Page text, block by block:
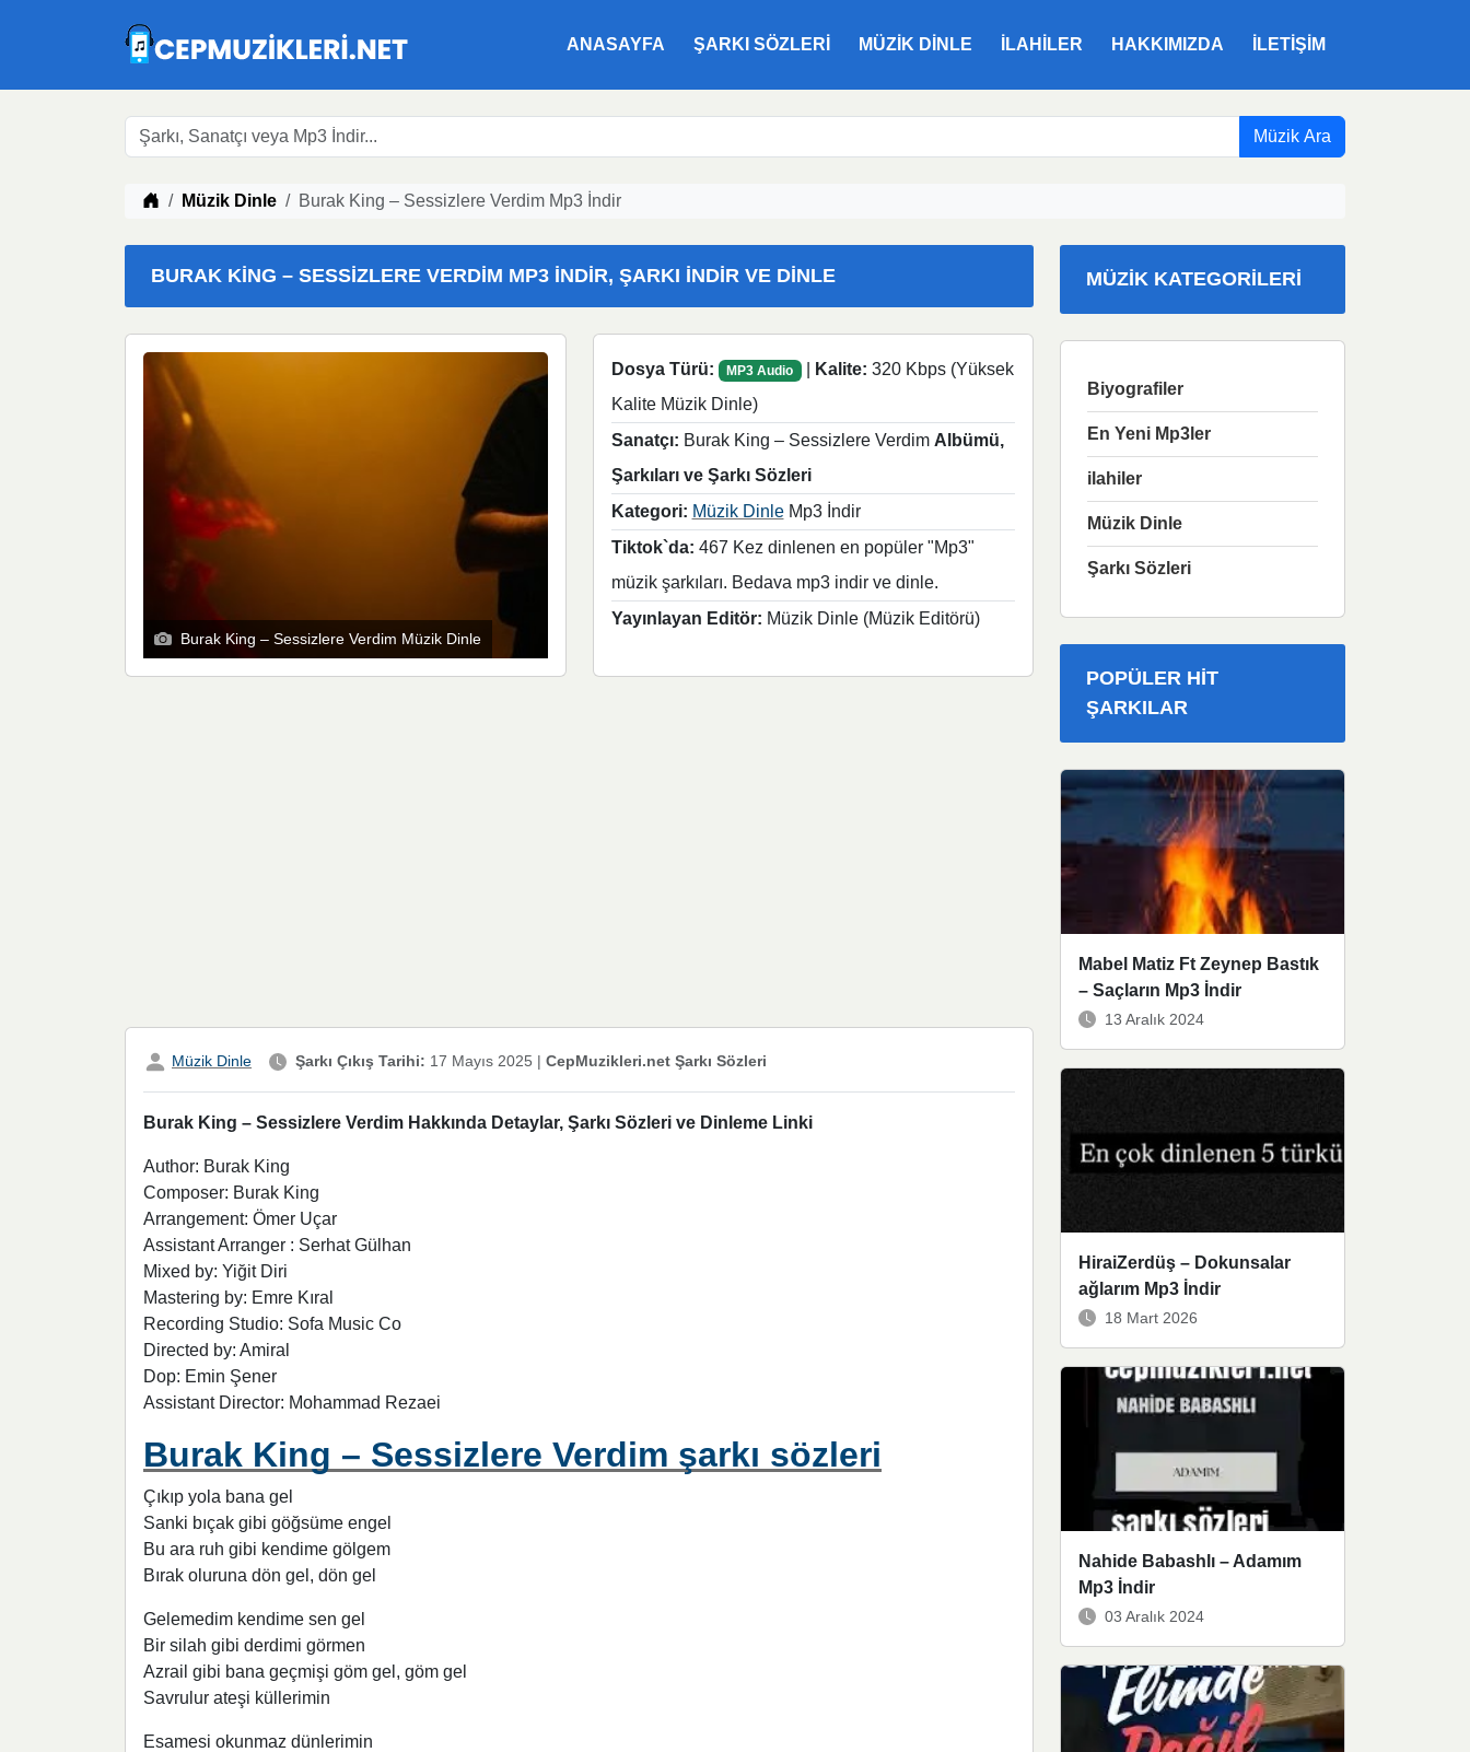
ANASAYFA ŞARKI SÖZLERI MÜZIK DINLE ILAHILER HAKKIMIZDA İLETIŞIM
Müzik Ara
Müzik indir
Müzik Dinle Burak King – Sessizlere Verdim Mp3 İndir
BURAK KING – SESSIZLERE VERDIM MP3 İNDIR, ŞARKI İNDIR VE DINLE
Burak King – Sessizlere Verdim Müzik Dinle
Dosya Türü: MP3 Audio Kalite: 320 Kbps (Yüksek
Kalite Müzik Dinle)
Sanatçı: Burak King – Sessizlere Verdim Albümü,
Şarkıları ve Şarkı Sözleri
Kategori: Müzik DinleMp3 İndir
Tiktok`da: 467 Kez dinlenen en popüler "Mp3"
müzik şarkıları. Bedava mp3 indir ve dinle.
Yayınlayan Editör: Müzik Dinle (Müzik Editörü)
Müzik Dinle Şarkı Çıkış Tarihi: 17 Mayıs 2025 | CepMuzikleri.net Şarkı Sözleri
Burak King – Sessizlere Verdim Hakkında Detaylar, Şarkı Sözleri ve Dinleme Linki
Author: Burak King
Composer: Burak King
Arrangement: Ömer Uçar
Assistant Arranger : Serhat Gülhan
Mixed by: Yiğit Diri
Mastering by: Emre Kıral
Recording Studio: Sofa Music Co
Directed by: Amiral
Dop: Emin Şener
Assistant Director: Mohammad Rezaei
Burak King – Sessizlere Verdim şarkı sözleri
Çıkıp yola bana gel
Sanki bıçak gibi göğsüme engel
Bu ara ruh gibi kendime gölgem
Bırak oluruna dön gel, dön gel
Gelemedim kendime sen gel
Bir silah gibi derdimi görmen
Azrail gibi bana geçmişi göm gel, göm gel
Savrulur ateşi küllerimin
Esamesi okunmaz dünlerimin
MÜZIK KATEGORILERI
Biyografiler
En Yeni Mp3ler
ilahiler
Müzik Dinle
Şarkı Sözleri
POPÜLER HIT
ŞARKILAR
Mabel Matiz Ft Zeynep Bastık
– Saçların Mp3 İndir
13 Aralık 2024
HiraiZerdüş – Dokunsalar
ağlarım Mp3 İndir
18 Mart 2026
Nahide Babashlı – Adamım
Mp3 İndir
03 Aralık 2024